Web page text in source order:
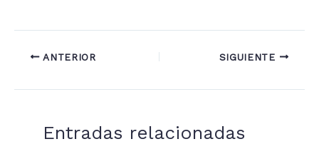
ANTERIOR SIGUIENTE
Entradas relacionadas